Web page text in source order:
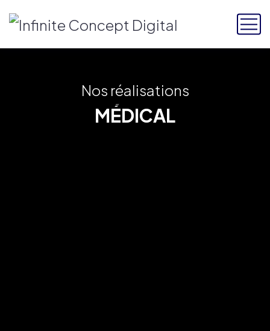
MÉDICAL
Nos réalisations